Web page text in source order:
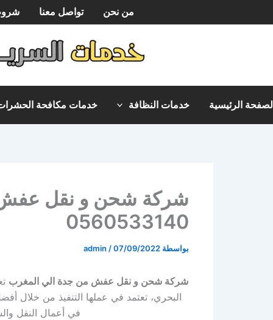
من نحن تواصل معنا
الصفحة الرئيسية خدمات النظافة خدمات مكافحة
شركة شحن و نقل
0560533140
بواسطة admin /07/09/2022
شركة شحن و نقل عفش من جدة الي المغرب
البحري، تعتمد في عملها التنفيذ من خلال
في أعمال النقل